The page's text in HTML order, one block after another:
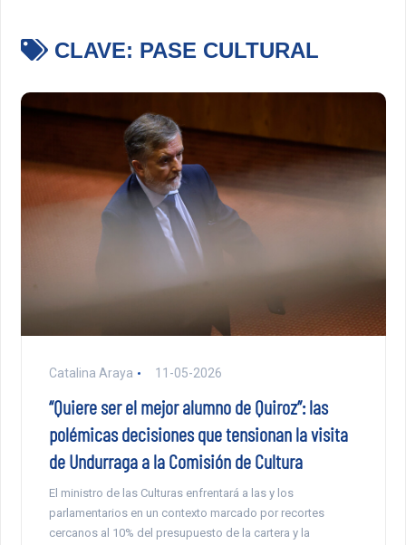
CLAVE: PASE CULTURAL
Catalina Araya 11-05-2026
“Quiere ser el mejor alumno de Quiroz”: las
polémicas decisiones que tensionan la visita
de Undurraga a la Comisión de Cultura
El ministro de las Culturas enfrentará a las y los
parlamentarios en un contexto marcado por recortes
cercanos al 10% del presupuesto de la cartera y la